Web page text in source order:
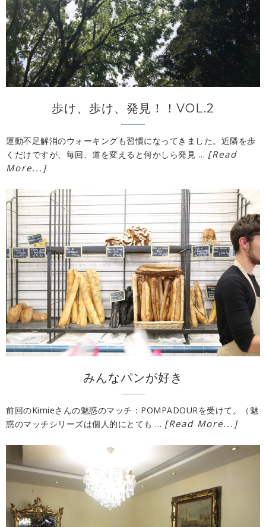
歩け、歩け、発見！！VOL.2
運動不足解消のウォーキングも習慣になってきました。近隣を歩
くだけですが、毎回、道を変えると何かしら発見 … [Read
More...]
みんなパンが好き
前回のKimieさんの魅惑のマッチ：POMPADOURを受けて。（魅
惑のマッチシリーズは個人的にとても … [Read More...]